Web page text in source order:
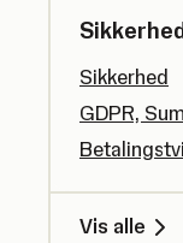
Sikkerhed
GDPR,
Vis alle